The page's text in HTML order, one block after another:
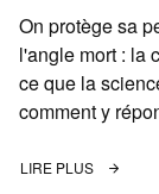
On protège sa
l'angle mort : la
ce que la
comment y
LIRE PLUS